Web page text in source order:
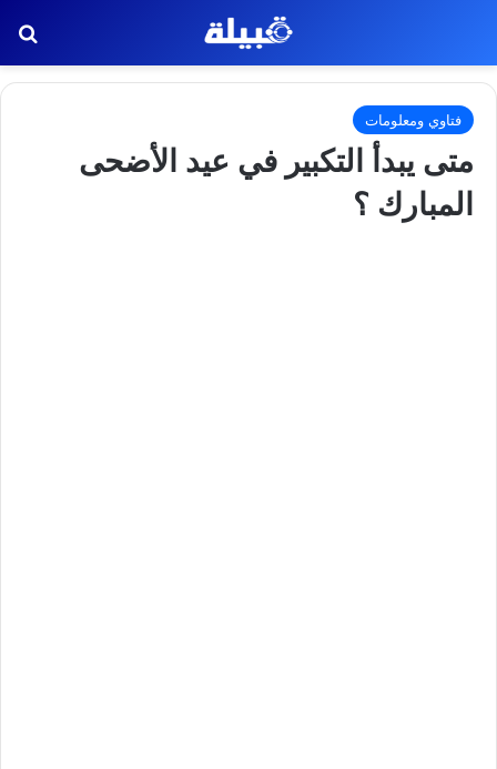
فتاوي ومعلومات
متى يبدأ التكبير في عيد الأضحى
المبارك ؟